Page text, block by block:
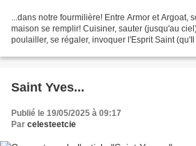
...dans notre fourmilière! Entre Armor et Argoat,
maison se remplir! Cuisiner, sauter (jusqu'au
poulailler, se régaler, invoquer l'Esprit Saint
Saint Yves...
Publié le 19/05/2025 à 09:17
Par celesteetcie